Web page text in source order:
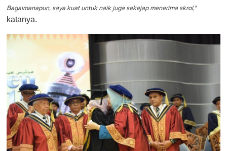
Bagaimanapun, saya kuat untuk naik juga sekejap menerima skrol,"
katanya.